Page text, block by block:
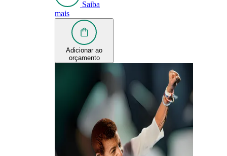
Saiba
mais
Adicionar ao
orçamento